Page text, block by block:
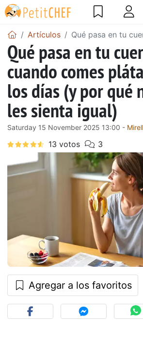
Artículos Qué pasa en tu
Qué pasa en tu
cuando comes
los días (y por qué
les sienta igual)
Saturday 15 November 2025 13:00 -
Agregar a los favoritos